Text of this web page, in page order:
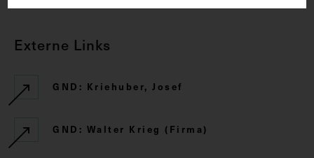
Externe Links
GND: Kriehuber, Josef
GND: Walter Krieg (Firma)